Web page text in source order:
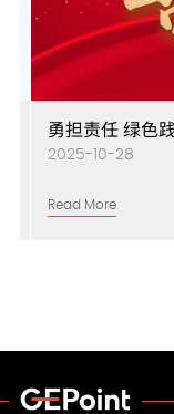
勇担责任 绿色
级“绿色工厂”称
2025-10-28
Read More